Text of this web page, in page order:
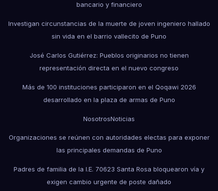
bancario y financiero
Investigan circunstancias de la muerte de joven ingeniero hallado
sin vida en el barrio vallecito de Puno
José Carlos Gutiérrez: Pueblos originarios no tienen
representación directa en el nuevo congreso
Más de 100 instituciones participaron en el Qoqawi 2026
desarrollado en la plaza de armas de Puno
NosotrosNoticias
Organizaciones se reúnen con autoridades electas para exponer
las principales demandas de Puno
Padres de familia de la I.E. 70623 Santa Rosa bloquearon vía y
exigen cambio urgente de poste dañado